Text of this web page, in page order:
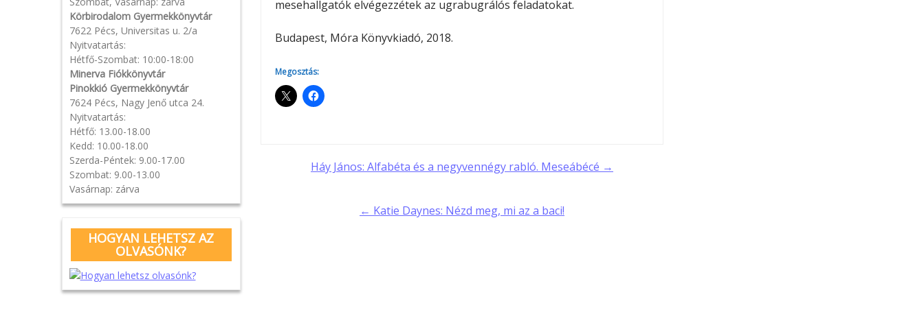
Körbirodalom Gyermekkönyvtár
7622 Pécs, Universitas u. 2/a
Nyitvatartás:
Hétfő-Szombat: 10:00-18:00
Minerva Fiókkönyvtár
Pinokkió Gyermekkönyvtár
7624 Pécs, Nagy Jenő utca 24.
Nyitvatartás:
Hétfő: 13.00-18.00
Kedd: 10.00-18.00
Szerda-Péntek: 9.00-17.00
Szombat: 9.00-13.00
Vasárnap: zárva
HOGYAN LEHETSZ AZ
OLVASÓNK?
mesehallgatók elvégezzétek az ugrabugrálós feladatokat.
Budapest, Móra Könyvkiadó, 2018.
Megosztás:
Post
navigation
Háy János: Alfabéta és a negyvennégy rabló. Meseábécé →
← Katie Daynes: Nézd meg, mi az a baci!